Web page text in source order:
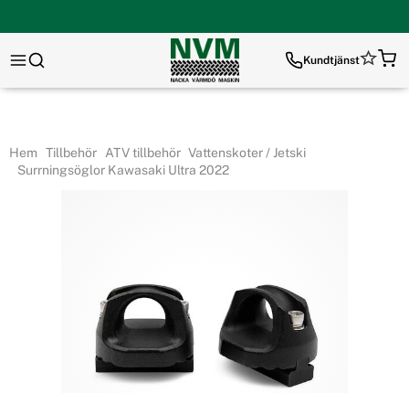
Kundtjänst
Hem Tillbehör ATV tillbehör Vattenskoter / Jetski
Surrningsöglor Kawasaki Ultra 2022